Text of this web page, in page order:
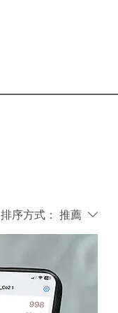
排序方式： 推薦